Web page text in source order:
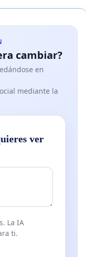
cambiar?
en
mediante la
ver
La IA
ti.